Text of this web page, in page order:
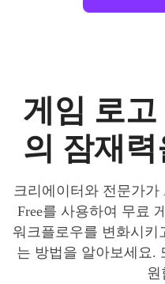
게임 로
의 잠재
크리에이터와 전문가가
Free를 사용하여 무료
워크플로우를 변화시
는 방법을 알아보세요.
원